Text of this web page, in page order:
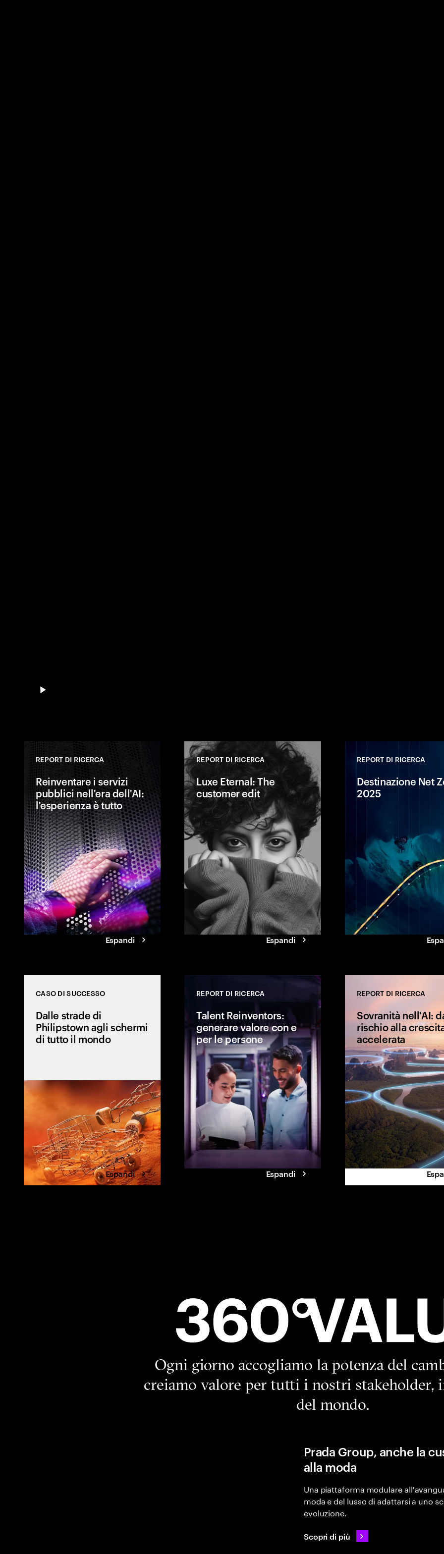
REPORT DI RICERCA
Reinventare i servizi
pubblici nell'era dell'AI:
l'esperienza è tutto
Modernizzare significa offrire
esperienze migliori ai cittadini e
ai lavoratori del settore pubblico.
Le amministrazioni capaci di
coniugare la tecnologia con i
bisogni delle persone saranno in
grado di trasformare gli
investimenti digitali in valore
pubblico.
Espandi
REPORT DI RICERCA
Luxe Eternal: The
customer edit
lusso: valori, aspirazioni e
aspettative verso i brand.
Espandi
REPORT DI RICERCA
Destinazione Net
2025
CASO DI SUCCESSO
Dalle strade di
Philipstown agli schermi
di tutto il mondo
Una tradizione locale diventa
un'esperienza condivisa che si
estende ben oltre la città stessa.
Espandi
REPORT DI RICERCA
Talent Reinventors:
generare valore con e
per le persone
Come persone e AI crescono
insieme? Scopri le sei
caratteristiche che permettono
alle Talent Reinventors di
ottenere risultati migliori e
superare i competitor.
Espandi
REPORT DI RICERCA
Sovranità nell'AI:
rischio alla
accelerata
Ogni giorno accogliamo la potenza del
creiamo valore per tutti i nostri stakeholder,
del mondo.
Prada Group, anche la
alla moda
Una piattaforma modulare
moda e del lusso di adattarsi a uno
evoluzione.
Scopri di più